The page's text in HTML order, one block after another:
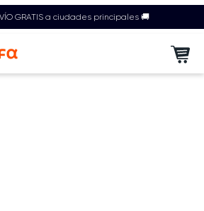
GRATIS a ciudades principales 🚚